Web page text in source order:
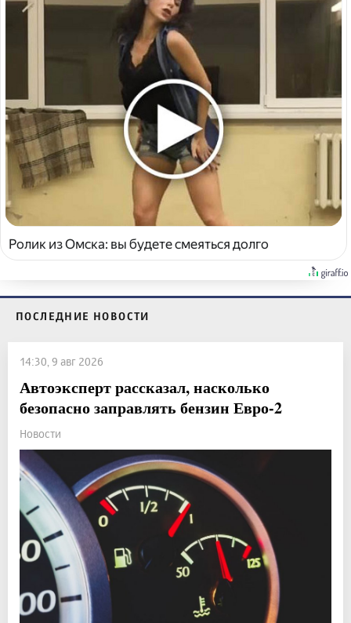
Ролик из Омска: вы будете смеяться долго
ПОСЛЕДНИЕ НОВОСТИ
14:30, 9 авг 2026
Автоэксперт рассказал, насколько
безопасно заправлять бензин Евро-2
Новости